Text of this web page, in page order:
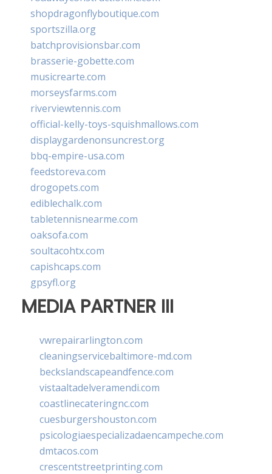
shopdragonflyboutique.com
sportszilla.org
batchprovisionsbar.com
brasserie-gobette.com
musicrearte.com
morseysfarms.com
riverviewtennis.com
official-kelly-toys-squishmallows.com
displaygardenonsuncrest.org
bbq-empire-usa.com
feedstoreva.com
drogopets.com
ediblechalk.com
tabletennisnearme.com
oaksofa.com
soultacohtx.com
capishcaps.com
gpsyfl.org
MEDIA PARTNER III
vwrepairarlington.com
cleaningservicebaltimore-md.com
beckslandscapeandfence.com
vistaaltadelveramendi.com
coastlinecateringnc.com
cuesburgershouston.com
psicologiaespecializadaencampeche.com
dmtacos.com
crescentstreetprinting.com